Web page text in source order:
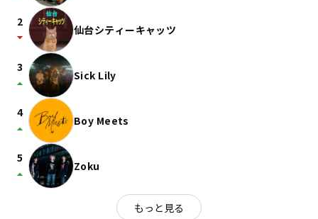
2
arrow_drop_down 仙台シティーキャッツ
3
arrow_drop_up Sick Lily
4
arrow_drop_up Boy Meets
5
arrow_drop_up Zoku
もっと見る